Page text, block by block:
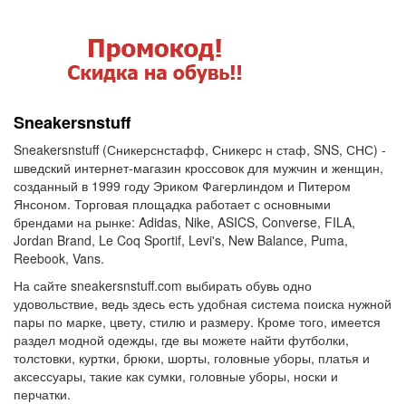
Sneakersnstuff
Sneakersnstuff (Сникерснстафф, Сникерс н стаф, SNS, СНС) -
шведский интернет-магазин кроссовок для мужчин и женщин,
созданный в 1999 году Эриком Фагерлиндом и Питером
Янсоном. Торговая площадка работает с основными
брендами на рынке: Adidas, Nike, ASICS, Converse, FILA,
Jordan Brand, Le Coq Sportif, Levi's, New Balance, Puma,
Reebook, Vans.
На сайте sneakersnstuff.com выбирать обувь одно
удовольствие, ведь здесь есть удобная система поиска нужной
пары по марке, цвету, стилю и размеру. Кроме того, имеется
раздел модной одежды, где вы можете найти футболки,
толстовки, куртки, брюки, шорты, головные уборы, платья и
аксессуары, такие как сумки, головные уборы, носки и
перчатки.